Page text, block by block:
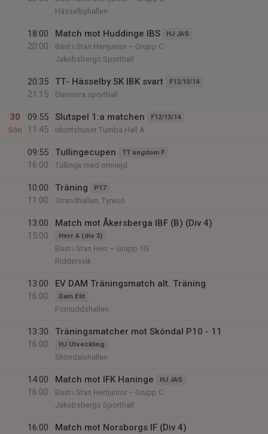
Hässelbyhallen
18:00
20:00
Match mot Huddinge IBS HJ JAS
Bäst i Stan Herrjunior – Grupp C
Jakobsbergs Sporthall
20:35
21:15
TT- Hässelby SK IBK svart F12/13/14
Eleonora sporthall
30
Sön
09:55
11:45
Slutspel 1:a matchen F12/13/14
Idrottshuset Tumba Hall A
09:55
16:00
Tullingecupen TT ungdom F
Tullinge med omnejd
10:00
11:00
Träning P17
Strandhallen, Tyresö
13:00
15:00
Match mot Åkersberga IBF (B) (Div 4)
Herr A (div 3)
Bäst i Stan Herr – Grupp 1G
Riddersvik
13:00
16:00
EV DAM Träningsmatch alt. Träning
Dam Elit
Fornuddshallen
13:30
16:00
Träningsmatcher mot Sköndal P10 - 11
HJ Utveckling
Sköndalshallen
14:00
16:00
Match mot IFK Haninge HJ JAS
Bäst i Stan Herrjunior – Grupp C
Jakobsbergs Sporthall
16:00
Match mot Norsborgs IF (Div 4)